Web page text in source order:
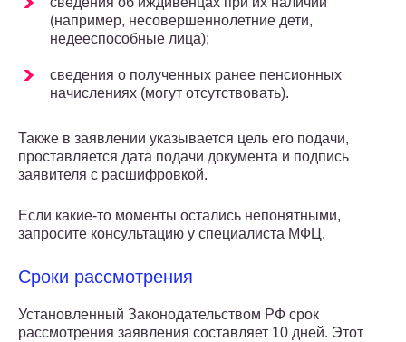
(например, несовершеннолетние дети,
недееспособные лица);
сведения о полученных ранее пенсионных
начислениях (могут отсутствовать).
Также в заявлении указывается цель его подачи,
проставляется дата подачи документа и подпись
заявителя с расшифровкой.
Если какие-то моменты остались непонятными,
запросите консультацию у специалиста МФЦ.
Сроки рассмотрения
Установленный Законодательством РФ срок
рассмотрения заявления составляет 10 дней. Этот